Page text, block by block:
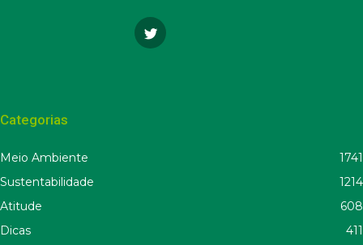
Categorias
Meio Ambiente
1741
Sustentabilidade
1214
Atitude
608
Dicas
411